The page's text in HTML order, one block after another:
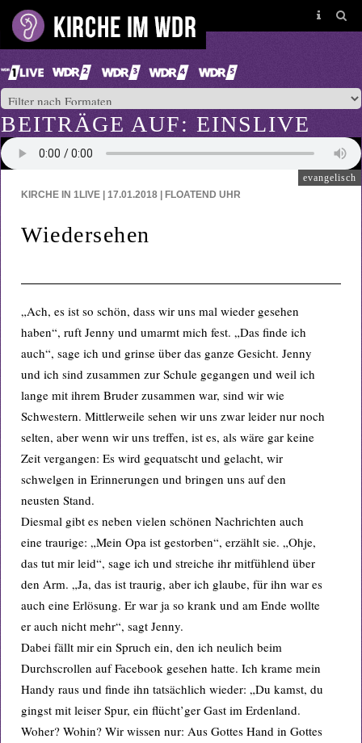
BEITRÄGE AUF: EINSLIVE
evangelisch
KIRCHE IN 1LIVE | 17.01.2018 | FLOATEND UHR
Wiedersehen
„Ach, es ist so schön, dass wir uns mal wieder gesehen
haben“, ruft Jenny und umarmt mich fest. „Das finde ich
auch“, sage ich und grinse über das ganze Gesicht. Jenny
und ich sind zusammen zur Schule gegangen und weil ich
lange mit ihrem Bruder zusammen war, sind wir wie
Schwestern. Mittlerweile sehen wir uns zwar leider nur noch
selten, aber wenn wir uns treffen, ist es, als wäre gar keine
Zeit vergangen: Es wird gequatscht und gelacht, wir
schwelgen in Erinnerungen und bringen uns auf den
neusten Stand.
Diesmal gibt es neben vielen schönen Nachrichten auch
eine traurige: „Mein Opa ist gestorben“, erzählt sie. „Ohje,
das tut mir leid“, sage ich und streiche ihr mitfühlend über
den Arm. „Ja, das ist traurig, aber ich glaube, für ihn war es
auch eine Erlösung. Er war ja so krank und am Ende wollte
er auch nicht mehr“, sagt Jenny.
Dabei fällt mir ein Spruch ein, den ich neulich beim
Durchscrollen auf Facebook gesehen hatte. Ich krame mein
Handy raus und finde ihn tatsächlich wieder: „Du kamst, du
gingst mit leiser Spur, ein flücht’ger Gast im Erdenland.
Woher? Wohin? Wir wissen nur: Aus Gottes Hand in Gottes